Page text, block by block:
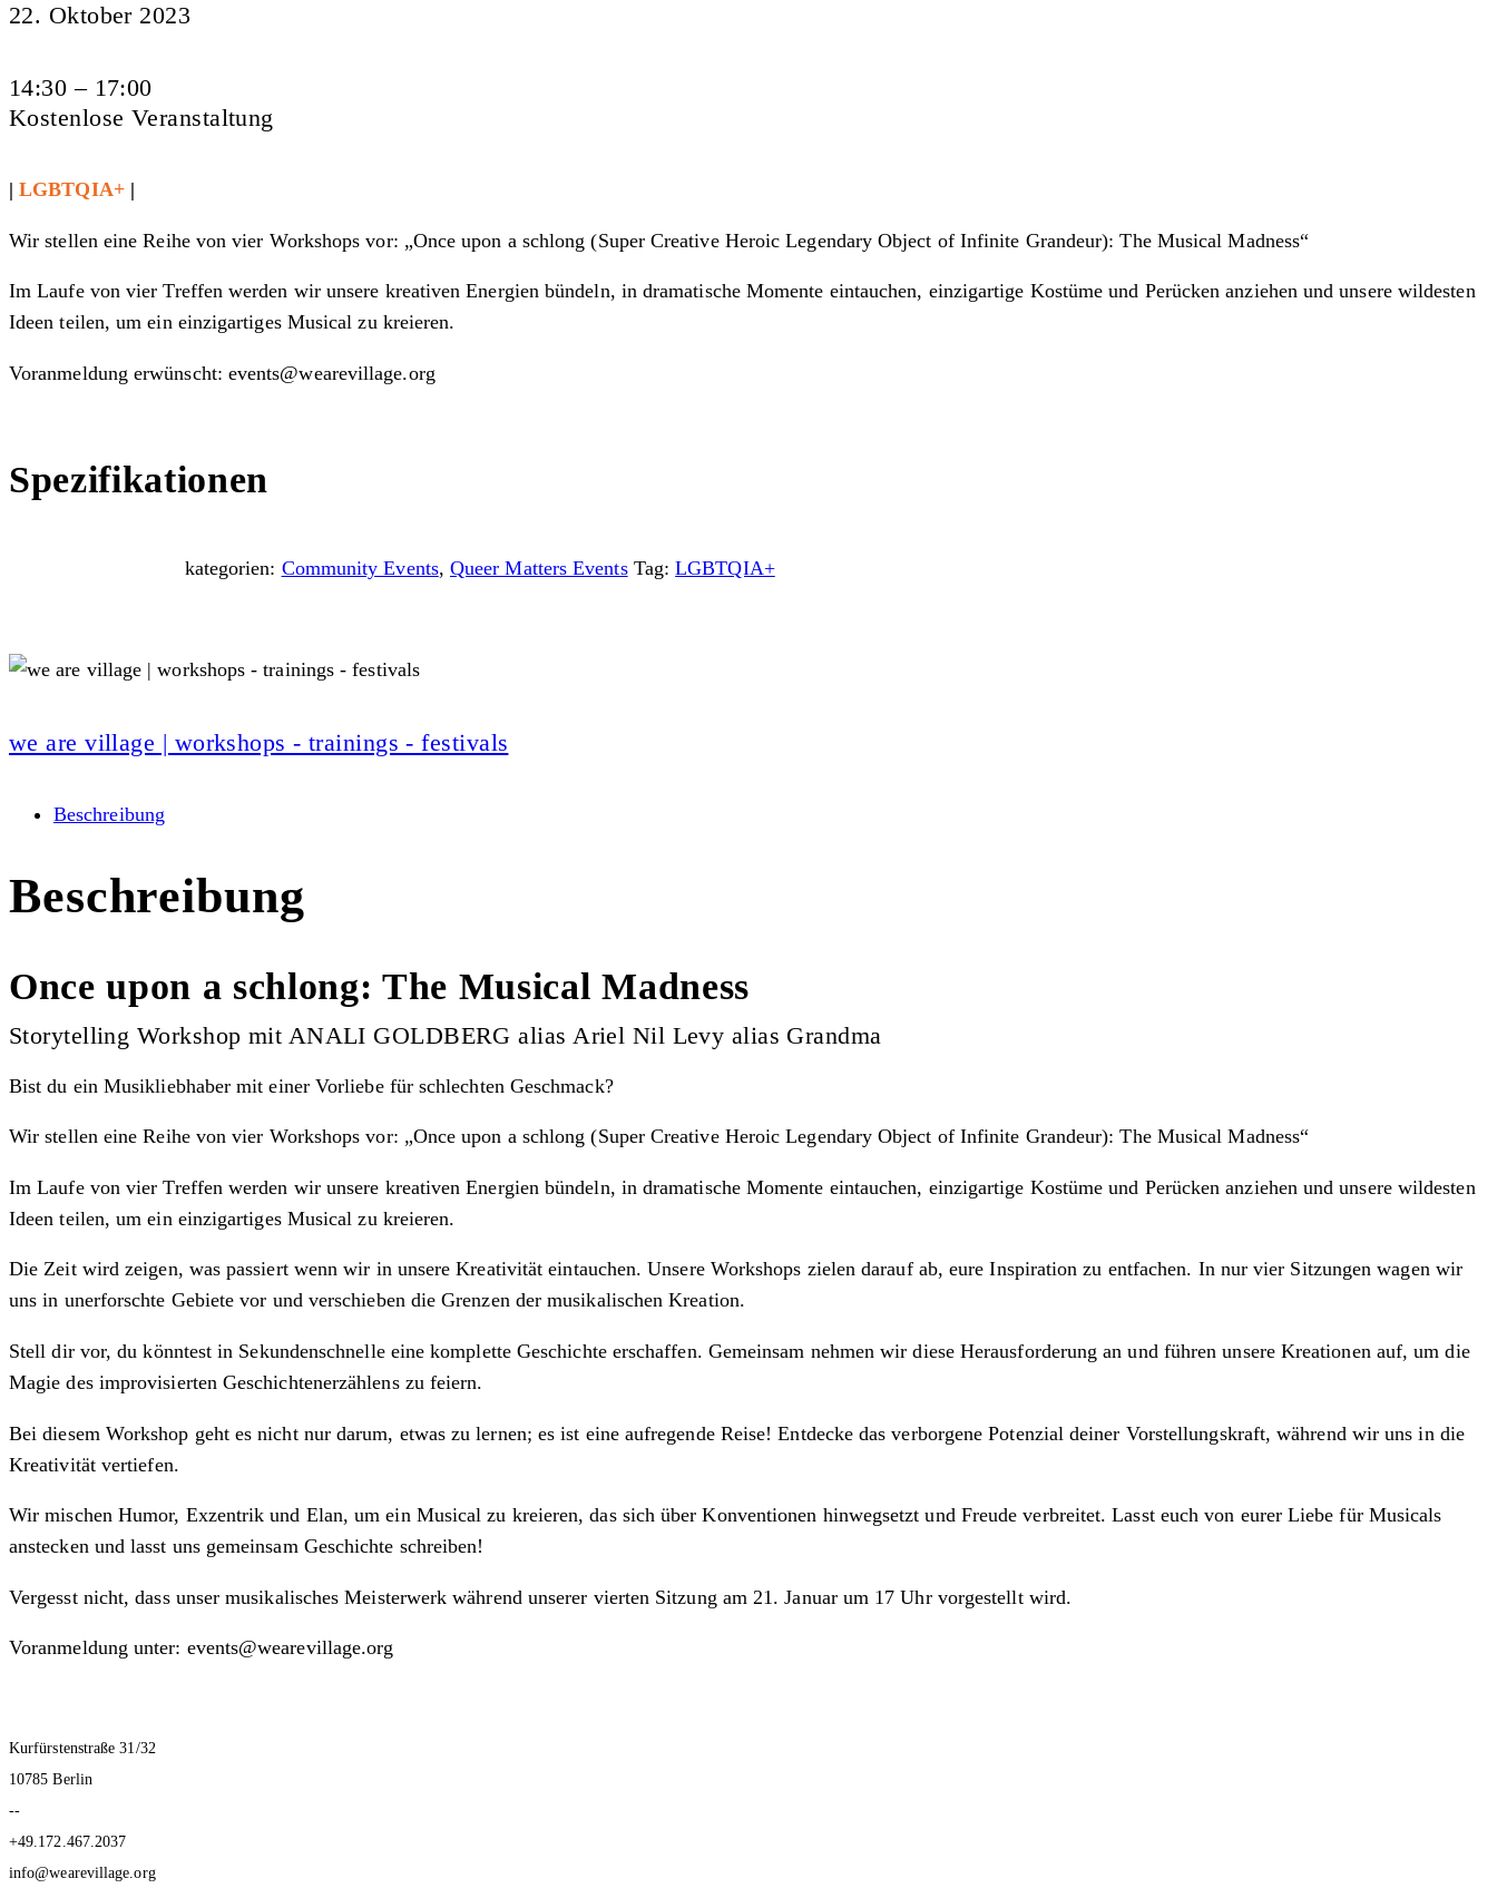
22. Oktober 2023
14:30 – 17:00
Kostenlose Veranstaltung
|LGBTQIA+ |
Wir stellen eine Reihe von vier Workshops vor: „Once upon a schlong (Super Creative Heroic Legendary Object of Infinite Grandeur): The Musical Madness“
Im Laufe von vier Treffen werden wir unsere kreativen Energien bündeln, in dramatische Momente eintauchen, einzigartige Kostüme und Perücken anziehen und unsere wildesten
Ideen teilen, um ein einzigartiges Musical zu kreieren.
Voranmeldung erwünscht: events@wearevillage.org
Spezifikationen
kategorien: Community Events, Queer Matters Events Tag: LGBTQIA+
we are village | workshops - trainings - festivals
Beschreibung
Beschreibung
Once upon a schlong: The Musical Madness
Storytelling Workshop mit ANALI GOLDBERG alias Ariel Nil Levy alias Grandma
Bist du ein Musikliebhaber mit einer Vorliebe für schlechten Geschmack?
Wir stellen eine Reihe von vier Workshops vor: „Once upon a schlong (Super Creative Heroic Legendary Object of Infinite Grandeur): The Musical Madness“
Im Laufe von vier Treffen werden wir unsere kreativen Energien bündeln, in dramatische Momente eintauchen, einzigartige Kostüme und Perücken anziehen und unsere wildesten
Ideen teilen, um ein einzigartiges Musical zu kreieren.
Die Zeit wird zeigen, was passiert wenn wir in unsere Kreativität eintauchen. Unsere Workshops zielen darauf ab, eure Inspiration zu entfachen. In nur vier Sitzungen wagen wir
uns in unerforschte Gebiete vor und verschieben die Grenzen der musikalischen Kreation.
Stell dir vor, du könntest in Sekundenschnelle eine komplette Geschichte erschaffen. Gemeinsam nehmen wir diese Herausforderung an und führen unsere Kreationen auf, um die
Magie des improvisierten Geschichtenerzählens zu feiern.
Bei diesem Workshop geht es nicht nur darum, etwas zu lernen; es ist eine aufregende Reise! Entdecke das verborgene Potenzial deiner Vorstellungskraft, während wir uns in die
Kreativität vertiefen.
Wir mischen Humor, Exzentrik und Elan, um ein Musical zu kreieren, das sich über Konventionen hinwegsetzt und Freude verbreitet. Lasst euch von eurer Liebe für Musicals
anstecken und lasst uns gemeinsam Geschichte schreiben!
Vergesst nicht, dass unser musikalisches Meisterwerk während unserer vierten Sitzung am 21. Januar um 17 Uhr vorgestellt wird.
Voranmeldung unter: events@wearevillage.org
Kurfürstenstraße 31/32
10785 Berlin
--
+49.172.467.2037
info@wearevillage.org